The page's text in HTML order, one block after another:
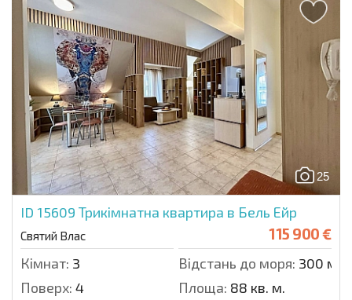
25
ID 15609 Трикімнатна квартира в Бель Ейр
Святий Влас 115 900 €
Кімнат: 3 Відстань до моря: 300 м.
Поверх: 4 Площа: 88 кв. м.